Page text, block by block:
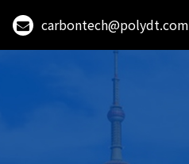
carbontech@polydt.com